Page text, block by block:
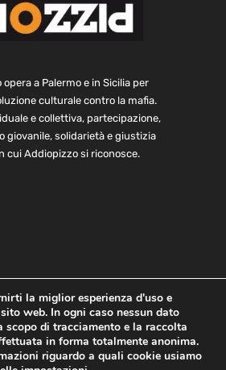
a Palermo e in Sicilia per
culturale contro la mafia.
e collettiva, partecipazione,
giovanile, solidarietà e giustizia
cui Addiopizzo si riconosce.
e bilancio
Contatti
Child Protection Policy
la miglior esperienza d'uso e
web. In ogni caso nessun dato
scopo di tracciamento e la raccolta
in forma totalmente anonima.
riguardo a quali cookie usiamo